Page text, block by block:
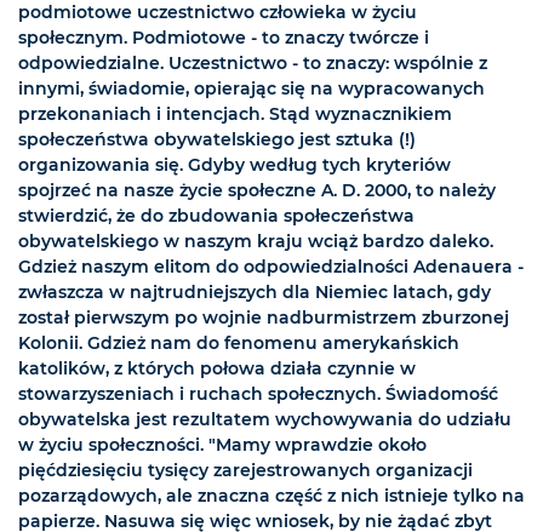
podmiotowe uczestnictwo człowieka w życiu
społecznym. Podmiotowe - to znaczy twórcze i
odpowiedzialne. Uczestnictwo - to znaczy: wspólnie z
innymi, świadomie, opierając się na wypracowanych
przekonaniach i intencjach. Stąd wyznacznikiem
społeczeństwa obywatelskiego jest sztuka (!)
organizowania się. Gdyby według tych kryteriów
spojrzeć na nasze życie społeczne A. D. 2000, to należy
stwierdzić, że do zbudowania społeczeństwa
obywatelskiego w naszym kraju wciąż bardzo daleko.
Gdzież naszym elitom do odpowiedzialności Adenauera -
zwłaszcza w najtrudniejszych dla Niemiec latach, gdy
został pierwszym po wojnie nadburmistrzem zburzonej
Kolonii. Gdzież nam do fenomenu amerykańskich
katolików, z których połowa działa czynnie w
stowarzyszeniach i ruchach społecznych. Świadomość
obywatelska jest rezultatem wychowywania do udziału
w życiu społeczności. "Mamy wprawdzie około
pięćdziesięciu tysięcy zarejestrowanych organizacji
pozarządowych, ale znaczna część z nich istnieje tylko na
papierze. Nasuwa się więc wniosek, by nie żądać zbyt